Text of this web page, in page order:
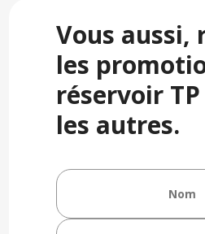
Vous aussi,
les
réservoir
les autres.